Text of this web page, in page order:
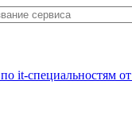
it-специальностям